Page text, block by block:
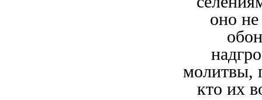
оно
молитвы,
кто их